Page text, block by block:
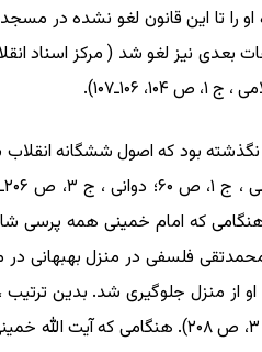
را تا این قانون لغو نشده در
نگذشته بود که اصول ششگانه
که امام خمینی همه پرسی شاه
همه پرسی فتوا داد. در دوم بهمن ۱۳۴۱،